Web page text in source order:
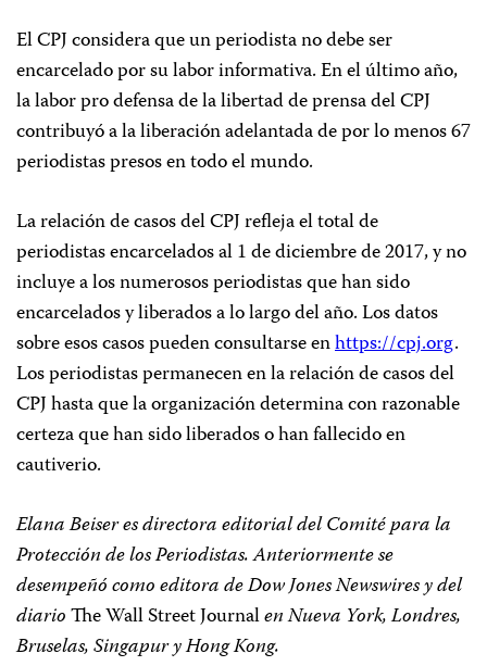
El CPJ considera que un periodista no debe ser
encarcelado por su labor informativa. En el último año,
la labor pro defensa de la libertad de prensa del CPJ
contribuyó a la liberación adelantada de por lo menos 67
periodistas presos en todo el mundo.
La relación de casos del CPJ refleja el total de
periodistas encarcelados al 1 de diciembre de 2017, y no
incluye a los numerosos periodistas que han sido
encarcelados y liberados a lo largo del año. Los datos
sobre esos casos pueden consultarse enhttps://cpj.org.
Los periodistas permanecen en la relación de casos del
CPJ hasta que la organización determina con razonable
certeza que han sido liberados o han fallecido en
cautiverio.
Elana Beiser es directora editorial del Comité para la
Protección de los Periodistas. Anteriormente se
desempeñó como editora de Dow Jones Newswires y del
diarioThe Wall Street Journalen Nueva York, Londres,
Bruselas, Singapur y Hong Kong.